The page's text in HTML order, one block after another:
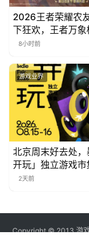
2026王者荣耀农
下狂欢，王者万
8小时前
游戏业界
北京周末好去处
开玩」独立游戏市
票！
2天前
Copyright © 2013 游